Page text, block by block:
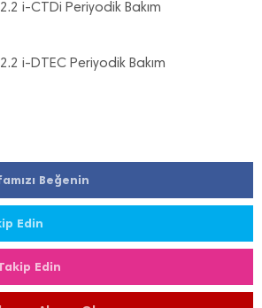
i-CTDi Periyodik Bakım
i-DTEC Periyodik Bakım
Beğenin
Edin
Edin